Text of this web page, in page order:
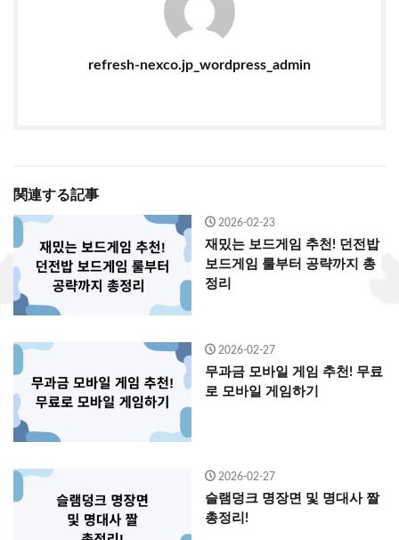
refresh-nexco.jp_wordpress_admin
関連する記事
2026-02-23
재밌는 보드게임 추천! 던전밥
보드게임 룰부터 공략까지 총
정리
2026-02-27
무과금 모바일 게임 추천! 무료
로 모바일 게임하기
2026-02-27
슬램덩크 명장면 및 명대사 짤
총정리!